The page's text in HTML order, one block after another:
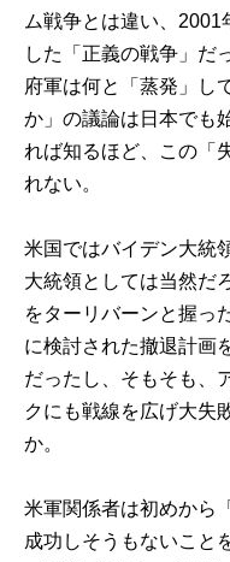
ム戦争とは違い、
した「正義の戦争」だ
府軍は何と「蒸発」し
か」の議論は日本でも
れば知るほど、この「
れない。
米国ではバイデン大統
大統領としては当然だ
をターリバーンと握っ
に検討された撤退計画
だったし、そもそも、
クにも戦線を広げ大失
か。
米軍関係者は初めから
成功しそうもないこと